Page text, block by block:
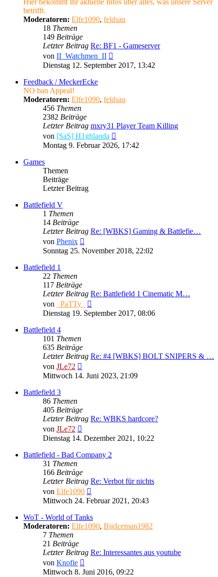
Hier bekommt Ihr aktuelle Infos über alles, was unsere Server
betrifft.
Moderatoren: Elfe1090, feldsau
18 Themen
149 Beiträge
Letzter Beitrag Re: BF1 - Gameserver
von II_Watchmen_II
Beitrag
Dienstag 12. September 2017, 13:42
Feedback / MeckerEcke
NO ban Appeal!
Moderatoren: Elfe1090, feldsau
456 Themen
2382 Beiträge
Letzter Beitrag mxry31 Player Team Killing
von [SaS] H1ghlanda
Beitrag
Montag 9. Februar 2026, 17:42
Games
Themen
Beiträge
Letzter Beitrag
Battlefield V
1 Themen
14 Beiträge
Letzter Beitrag Re: [WBKS] Gaming & Battlefie…
von Phenix
Beitrag
Sonntag 25. November 2018, 22:02
Battlefield 1
22 Themen
117 Beiträge
Letzter Beitrag Re: Battlefield 1 Cinematic M…
von
_PaTTy_
Beitrag
Dienstag 19. September 2017, 08:06
Battlefield 4
101 Themen
635 Beiträge
Letzter Beitrag Re: #4 [WBKS] BOLT SNIPERS & …
von JLe72
Beitrag
Mittwoch 14. Juni 2023, 21:09
Battlefield 3
86 Themen
405 Beiträge
Letzter Beitrag Re: WBKS hardcore?
von JLe72
Beitrag
Dienstag 14. Dezember 2021, 10:22
Battlefield - Bad Company 2
31 Themen
166 Beiträge
Letzter Beitrag Re: Verbot für nichts
von Elfe1090
Beitrag
Mittwoch 24. Februar 2021, 20:43
WoT - World of Tanks
Moderatoren: Elfe1090, BigIceman1982
7 Themen
21 Beiträge
Letzter Beitrag Re: Interessantes aus youtube
von Knofie
Beitrag
Mittwoch 8. Juni 2016, 09:22